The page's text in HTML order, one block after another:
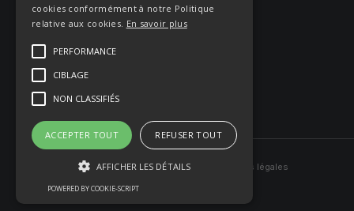
PHOTOS D'IDENTITÉ
Site réaliser par Arkilium Mentions légales
cookies conformément à notre Politique
relative aux cookies. En savoir plus
PERFORMANCE
CIBLAGE
NON CLASSIFIÉS
ACCEPTER TOUT REFUSER TOUT
AFFICHER LES DÉTAILS
POWERED BY COOKIE-SCRIPT